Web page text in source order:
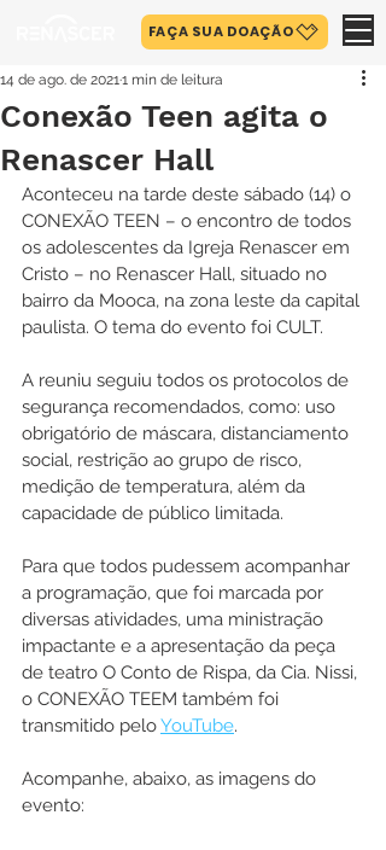
FAÇA SUA DOAÇÃO
Conexão Teen agita o
Renascer Hall
14 de ago. de 20211 min de leitura
Aconteceu na tarde deste sábado (14) o
CONEXÃO TEEN – o encontro de todos
os adolescentes da Igreja Renascer em
Cristo – no Renascer Hall, situado no
bairro da Mooca, na zona leste da capital
paulista. O tema do evento foi CULT.
A reuniu seguiu todos os protocolos de
segurança recomendados, como: uso
obrigatório de máscara, distanciamento
social, restrição ao grupo de risco,
medição de temperatura, além da
capacidade de público limitada.
Para que todos pudessem acompanhar
a programação, que foi marcada por
diversas atividades, uma ministração
impactante e a apresentação da peça
de teatro O Conto de Rispa, da Cia. Nissi,
o CONEXÃO TEEM também foi
transmitido pelo YouTube.
Acompanhe, abaixo, as imagens do
evento: